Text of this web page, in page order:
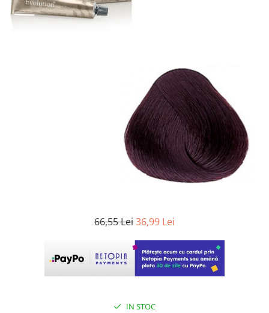
66,55 Lei36,99 Lei
IN STOC